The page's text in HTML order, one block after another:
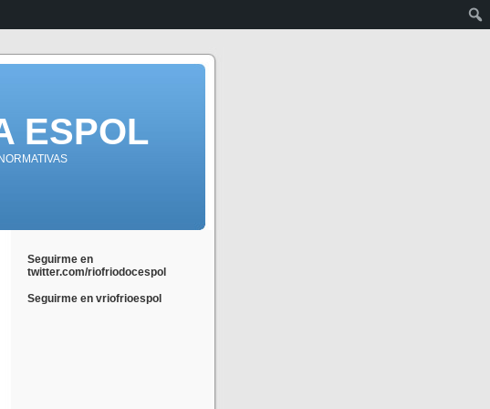
ESPOL
Seguirme en
twitter.com/riofriodocespol
Seguirme en vriofrioespol